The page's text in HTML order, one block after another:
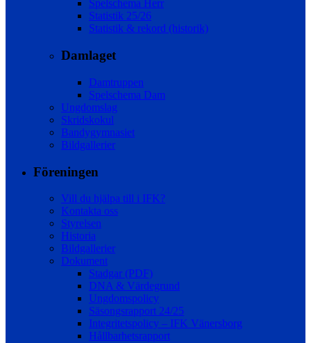
Spelschema Herr
Statistik 25/26
Statistik & rekord (historik)
Damlaget
Damtruppen
Spelschema Dam
Ungdomslag
Skridskokul
Bandygymnasiet
Bildgallerier
Föreningen
Vill du hjälpa till i IFK?
Kontakta oss
Styrelsen
Historia
Bildgallerier
Dokument
Stadgar (PDF)
DNA & Värdegrund
Ungdomspolicy
Säsongsrapport 24/25
Integritetspolicy – IFK Vänersborg
Hållbarhetsrapport